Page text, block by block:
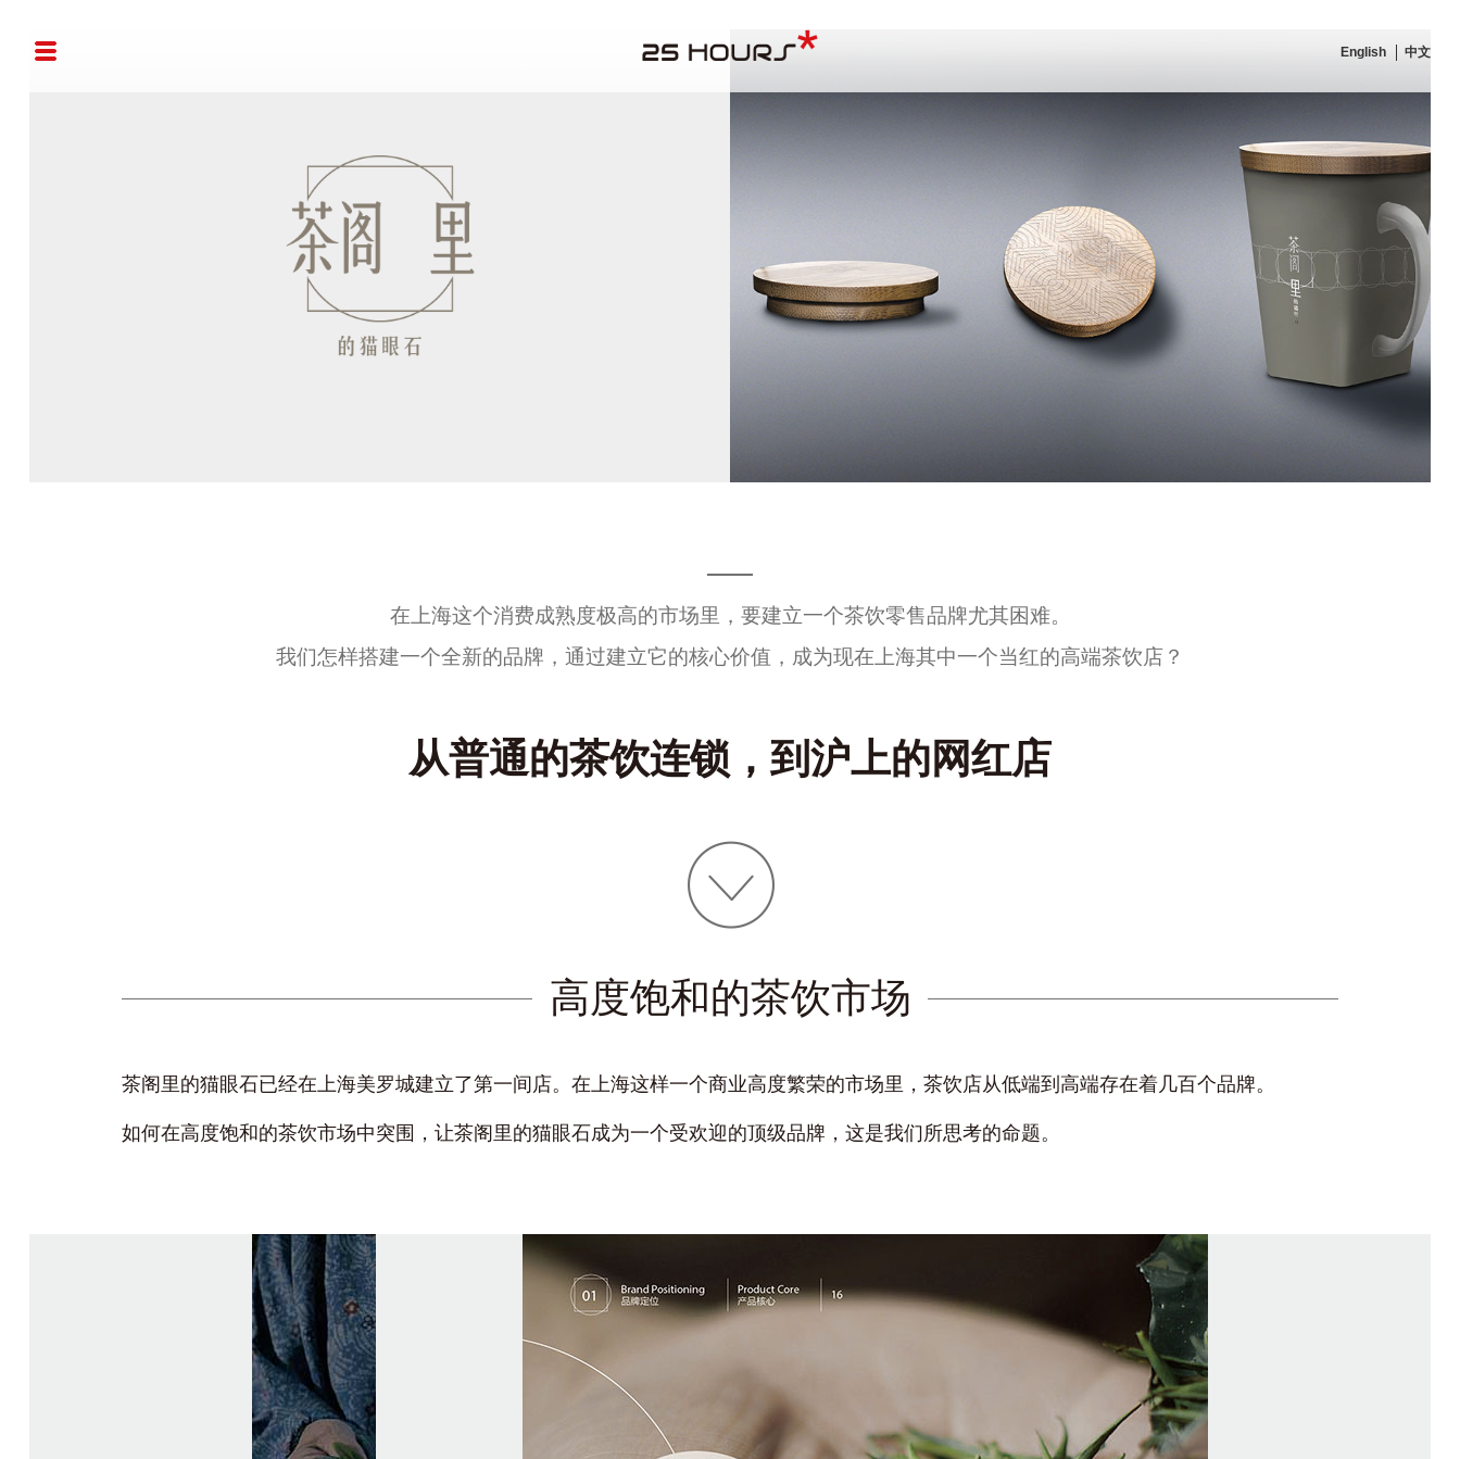
English 中文
在上海这个消费成熟度极高的市场里，要建立一个茶饮零售品牌尤其困难。
我们怎样搭建一个全新的品牌，通过建立它的核心价值 ，成为现在上海其中一个当红的高端茶饮店？
从普通的茶饮连锁，到沪上的网红店
高度饱和的茶饮市场
茶阁里的猫眼石已经在上海美罗城建立了第一间店。在上海这样一个商业高度繁荣的市场里，茶饮店从低端到高端存在着几百个品牌。
如何在高度饱和的茶饮市场中突围，让茶阁里的猫眼石成为一个受欢迎的顶级品牌，这是我们所思考的命题。